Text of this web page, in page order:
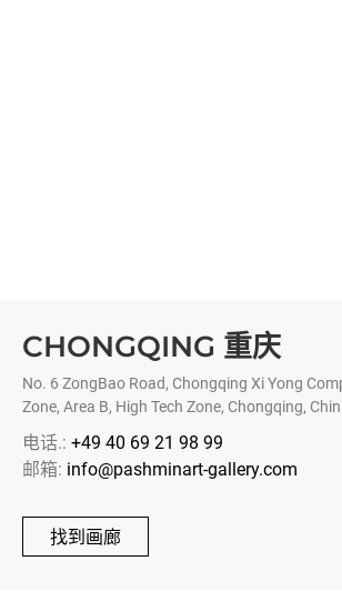
CHONGQING 重庆
No. 6 ZongBao Road, Chongqing Xi Yong
Zone, Area B, High Tech Zone, Chongqing,
电话.: +49 40 69 21 98 99
邮箱: info@pashminart-gallery.com
找到画廊